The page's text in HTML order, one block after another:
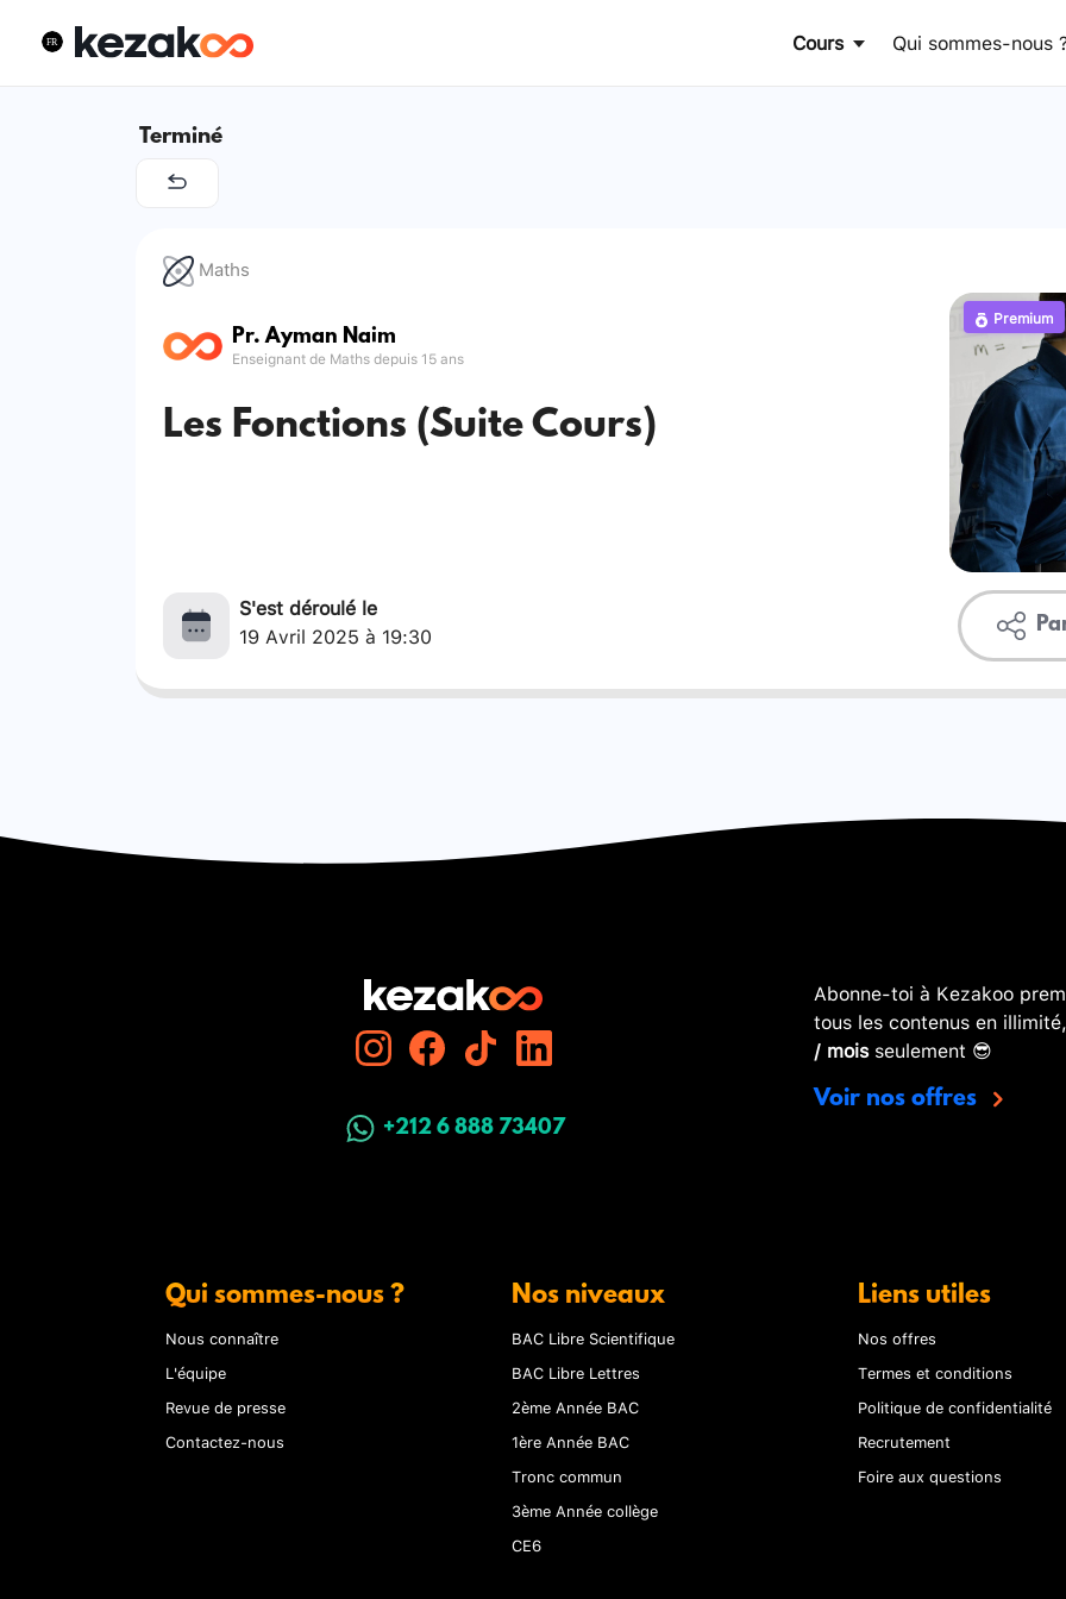
Cours Qui sommes-nous
Terminé
Maths
Pr. Ayman Naim
Enseignant de Maths depuis 15 ans
Les Fonctions (Suite Cours)
Premium
S'est déroulé le
19 Avril 2025 à 19:30
+212 6 888 73407
Abonne-toi à Kezakoo
tous les contenus en
/ moisseulement 😎
Voir nos offres
Qui sommes-nous ?
Nous connaître
L'équipe
Revue de presse
Contactez-nous
Nos niveaux
BAC Libre Scientifique
BAC Libre Lettres
2ème Année BAC
1ère Année BAC
Tronc commun
3ème Année collège
CE6
Liens utiles
Nos offres
Termes et conditions
Politique de confidentialité
Recrutement
Foire aux questions